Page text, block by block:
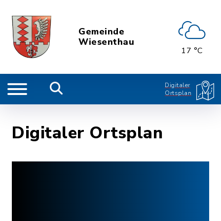
Gemeinde
Wiesenthau
17 °C
Digitaler
Ortsplan
Digitaler Ortsplan